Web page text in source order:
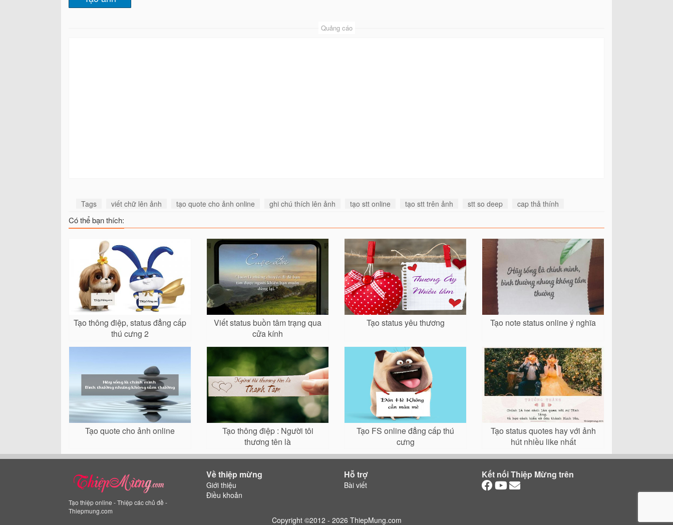
Quảng cáo
Tags viết chữ lên ảnh tạo quote cho ảnh online ghi chú thích lên ảnh tạo stt online tạo stt trên ảnh stt so deep cap thả thính
Có thể bạn thích:
Tạo thông điệp, status đẳng cấp
thú cưng 2
Viết status buồn tâm trạng qua
cửa kính
Tạo status yêu thương Tạo note status online ý nghĩa
Tạo quote cho ảnh online
Tạo thông điệp : Người tôi
thương tên là
Tạo FS online đẳng cấp thú
cưng
Tạo status quotes hay với ảnh
hút nhiều like nhất
Tạo thiệp online - Thiệp các chủ đề -
Thiepmung.com
Về thiệp mừng
Giới thiệu
Điều khoản
Hỗ trợ
Bài viết
Kết nối Thiệp Mừng trên
Copyright ©2012 - 2026 ThiepMung.com